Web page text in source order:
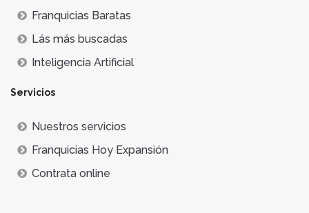
Franquicias Baratas
Lás más buscadas
Inteligencia Artificial
Servicios
Nuestros servicios
Franquicias Hoy Expansión
Contrata online